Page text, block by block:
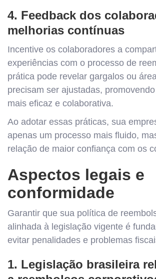
4. Feedback dos
melhorias contínuas
Incentive os colaboradores a
experiências com o processo de
prática pode revelar gargalos ou
precisam ser ajustadas,
mais eficaz e colaborativa.
Ao adotar essas práticas, sua
apenas um processo mais fluido,
relação de maior confiança com os
Aspectos legais e
conformidade
Garantir que sua política de
alinhada à legislação vigente é
evitar penalidades e problemas
1. Legislação brasileira